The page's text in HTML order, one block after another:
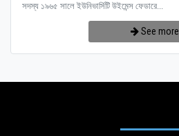
সদস্য ১৯৬৫ সালে ইউনিভার্সিটি উইমেন্স ফেডারে...
See more